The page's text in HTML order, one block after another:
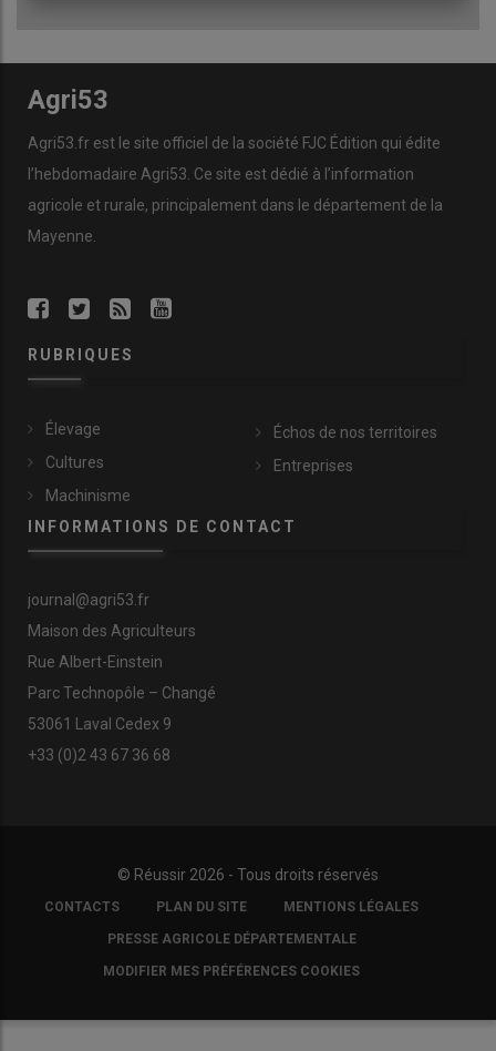
Agri53
Agri53.fr est le site officiel de la société FJC Édition qui édite
l’hebdomadaire Agri53. Ce site est dédié à l’information
agricole et rurale, principalement dans le département de la
Mayenne.
RUBRIQUES
Élevage
Cultures
Machinisme
Échos de nos territoires
Entreprises
INFORMATIONS DE CONTACT
journal@agri53.fr
Maison des Agriculteurs
Rue Albert-Einstein
Parc Technopôle – Changé
53061 Laval Cedex 9
+33 (0)2 43 67 36 68
© Réussir 2026 - Tous droits réservés
FOOTER
COPYRIGHT
CONTACTS PLAN DU SITE MENTIONS LÉGALES
PRESSE AGRICOLE DÉPARTEMENTALE
MODIFIER MES PRÉFÉRENCES COOKIES